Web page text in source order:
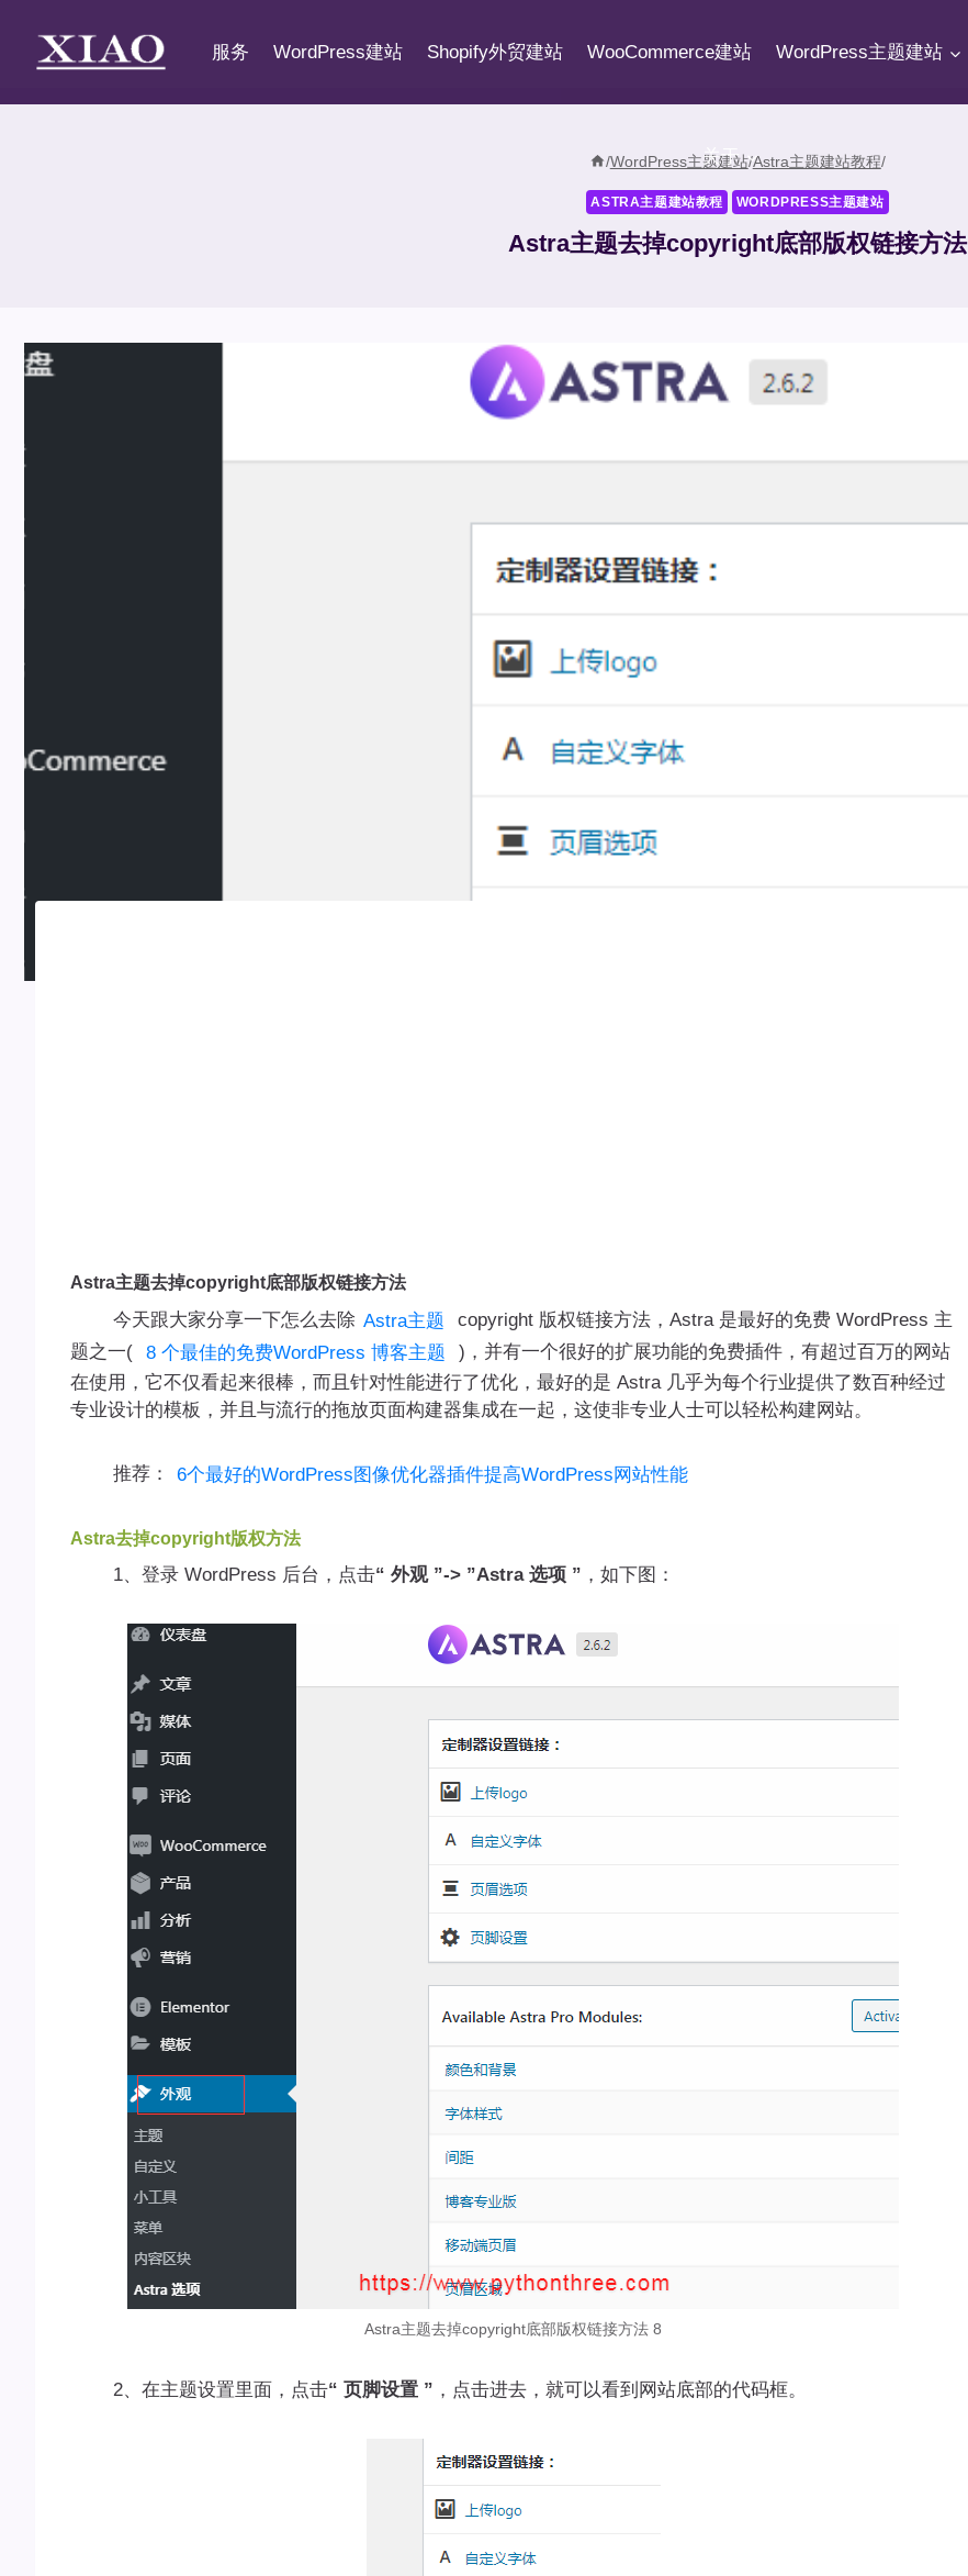
容
服务 WordPress建站 Shopify外贸建站 WooCommerce建站 WordPress主题建站
关于
/WordPress主题建站/Astra主题建站教程/
ASTRA主题建站教程 WORDPRESS主题建站
Astra主题去掉copyright底部版权链接方法
Astra主题去掉copyright底部版权链接方法
今天跟大家分享一下怎么去除 Astra主题
copyright 版权链接方法，Astra 是最好的免费 WordPress 主
题之一(
8 个最佳的免费WordPress 博客主题
)，并有一个很好的扩展功能的免费插件，有超过百万的网站
在使用，它不仅看起来很棒，而且针对性能进行了优化，最好的是 Astra 几乎为每个行业提供了数百种经过
专业设计的模板，并且与流行的拖放页面构建器集成在一起，这使非专业人士可以轻松构建网站。
推荐： 6个最好的WordPress图像优化器插件提高WordPress网站性能
Astra去掉copyright版权方法
1、登录 WordPress 后台，点击“ 外观 ”-> ”Astra 选项 ” ，如下图：
Astra主题去掉copyright底部版权链接方法 8
2、在主题设置里面，点击“ 页脚设置 ” ，点击进去，就可以看到网站底部的代码框。